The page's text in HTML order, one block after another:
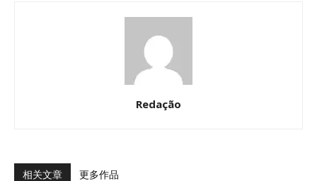
Redação
相关文章 更多作品